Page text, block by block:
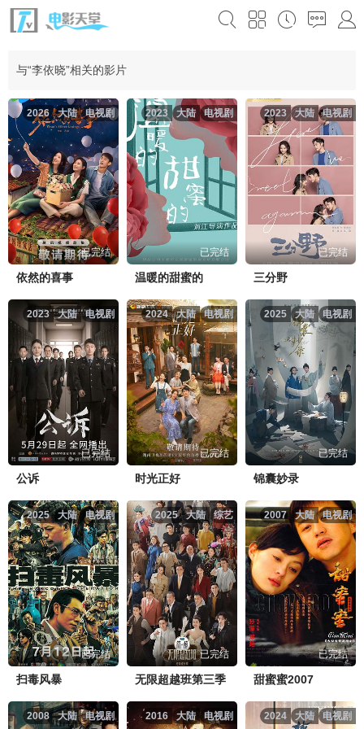
与“李依晓”相关的影片
电视剧
大陆
2026
已完结
依然的喜事
电视剧
大陆
2023
已完结
温暖的甜蜜的
电视剧
大陆
2023
已完结
三分野
电视剧
大陆
2023
已完结
公诉
电视剧
大陆
2024
已完结
时光正好
电视剧
大陆
2025
已完结
锦囊妙录
电视剧
大陆
2025
已完结
扫毒风暴
综艺
大陆
2025
已完结
无限超越班第三季
电视剧
大陆
2007
已完结
甜蜜蜜2007
电视剧
大陆
2008 电视剧
大陆
2016 电视剧
大陆
2024